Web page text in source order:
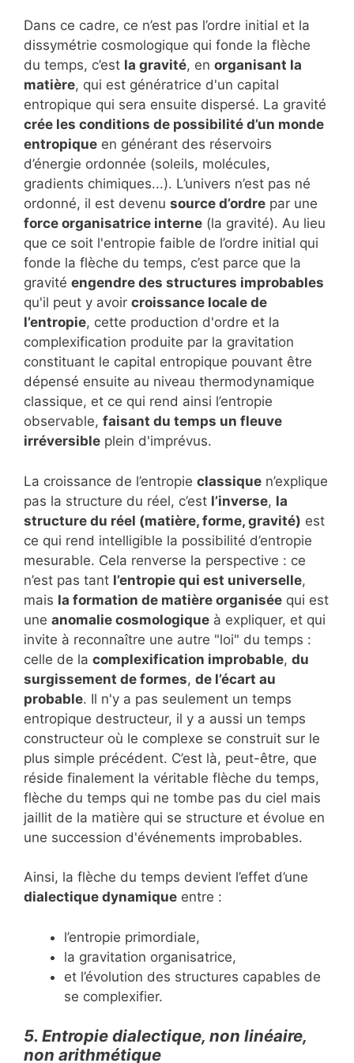
Dans ce cadre, ce n’est pas l’ordre initial et la
dissymétrie cosmologique qui fonde la flèche
du temps, c’est la gravité, en organisant la
matière, qui est génératrice d'un capital
entropique qui sera ensuite dispersé. La gravité
crée les conditions de possibilité d’un monde
entropique en générant des réservoirs
d’énergie ordonnée (soleils, molécules,
gradients chimiques...). L’univers n’est pas né
ordonné, il est devenu source d’ordre par une
force organisatrice interne (la gravité). Au lieu
que ce soit l'entropie faible de l’ordre initial qui
fonde la flèche du temps, c’est parce que la
gravité engendre des structures improbables
qu'il peut y avoir croissance locale de
l’entropie, cette production d'ordre et la
complexification produite par la gravitation
constituant le capital entropique pouvant être
dépensé ensuite au niveau thermodynamique
classique, et ce qui rend ainsi l’entropie
observable, faisant du temps un fleuve
irréversible plein d'imprévus.
La croissance de l’entropie classique n’explique
pas la structure du réel, c’est l’inverse, la
structure du réel (matière, forme, gravité) est
ce qui rend intelligible la possibilité d’entropie
mesurable. Cela renverse la perspective : ce
n’est pas tant l’entropie qui est universelle,
mais la formation de matière organisée qui est
une anomalie cosmologique à expliquer, et qui
invite à reconnaître une autre "loi" du temps :
celle de la complexification improbable, du
surgissement de formes, de l’écart au
probable. Il n'y a pas seulement un temps
entropique destructeur, il y a aussi un temps
constructeur où le complexe se construit sur le
plus simple précédent. C’est là, peut-être, que
réside finalement la véritable flèche du temps,
flèche du temps qui ne tombe pas du ciel mais
jaillit de la matière qui se structure et évolue en
une succession d'événements improbables.
Ainsi, la flèche du temps devient l’effet d’une
dialectique dynamique entre :
l’entropie primordiale,
la gravitation organisatrice,
et l’évolution des structures capables de
se complexifier.
5. Entropie dialectique, non linéaire,
non arithmétique